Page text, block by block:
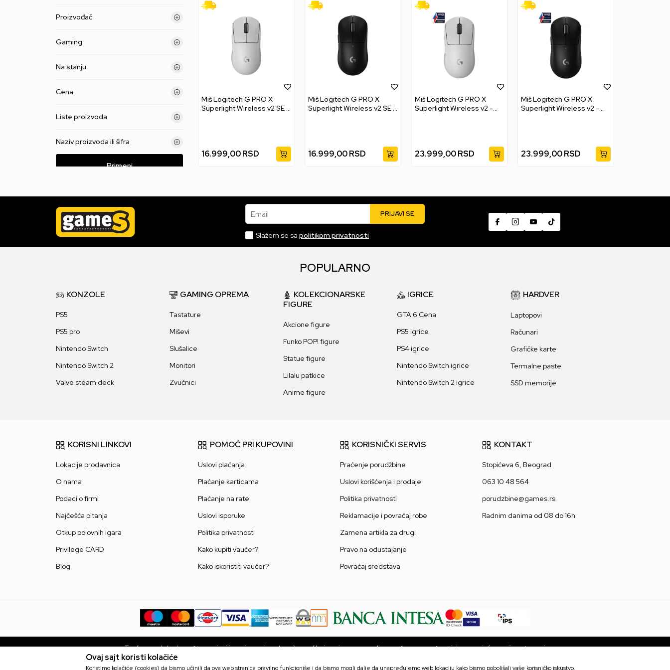
Proizvođač
Gaming
Na stanju
Cena
Liste proizvoda
Naziv proizvoda ili šifra
Primeni
Miš Logitech G PRO X
Superlight Wireless v2 SE -
16.999,00RSD
Miš Logitech G PRO X
Superlight Wireless v2 SE -
16.999,00 RSD
Miš Logitech G PRO X
Superlight Wireless v2 -
23.999,00 RSD
Miš Logitech G PRO X
Superlight Wireless v2 -
23.999,00RSD
Email PRIJAVI SE
Slažem se sa politikom privatnosti
POPULARNO
KONZOLE
PS5
PS5 pro
Nintendo Switch
Nintendo Switch 2
Valve steam deck
GAMING OPREMA
Tastature
Miševi
Slušalice
Monitori
Zvučnici
KOLEKCIONARSKE
FIGURE
Akcione figure
Funko POP! figure
Statue figure
Lilalu patkice
Anime figure
IGRICE
GTA 6 Cena
PS5 igrice
PS4 igrice
Nintendo Switch igrice
Nintendo Switch 2 igrice
HARDVER
Laptopovi
Računari
Grafičke karte
Termalne paste
SSD memorije
KORISNI LINKOVI
Lokacije prodavnica
O nama
Podaci o firmi
Najčešća pitanja
Otkup polovnih igara
Privilege CARD
Blog
POMOĆ PRI KUPOVINI
Uslovi plaćanja
Plaćanje karticama
Plaćanje na rate
Uslovi isporuke
Politika privatnosti
Kako kupiti vaučer?
Kako iskoristiti vaučer?
KORISNIČKI SERVIS
Praćenje porudžbine
Uslovi korišćenja i prodaje
Politika privatnosti
Reklamacije i povraćaj robe
Zamena artikla za drugi
Pravo na odustajanje
Povraćaj sredstava
KONTAKT
Stopićeva 6, Beograd
063 10 48 564
porudzbine@games.rs
Radnim danima od 08 do 16h
Trudimo se da budemo što precizniji u opisu proizvoda, prikazu slika i samim cenama, ali ne možemo garantovati da su sve informacije potpune i
bez grešaka. Svi artikli prikazani na sajtu su deo naše ponude i ne podrazumevaju da su dostupni u svakom trenutku. Dostupnost robe možete
proveriti pozivom Call centra na broj 063 10 48 564.
Ovaj sajt koristi kolačiće
Koristimo kolačiće (cookies) da bismo učinili da ova web stranica pravilno funkcioniše i da bismo mogli dalje da unapređujemo web lokaciju kako bismo poboljšali vaše korisničko iskustvo,